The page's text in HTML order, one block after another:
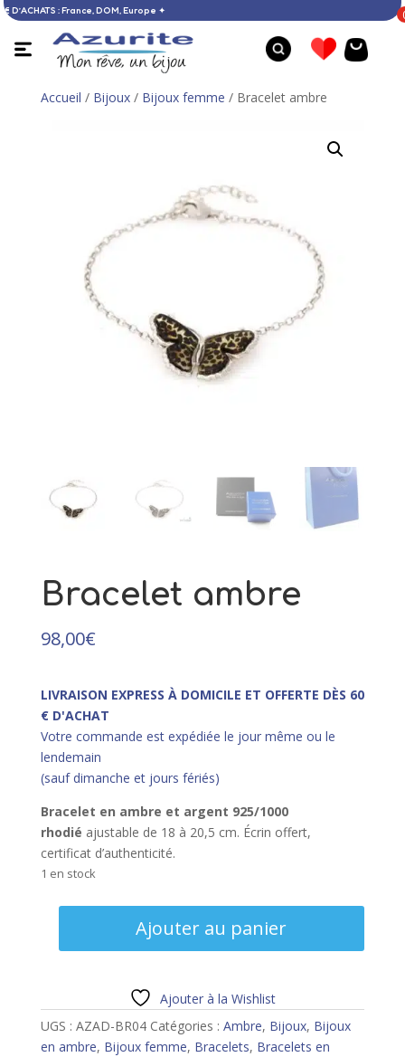
60 € D’ACHATS : France, DOM, Europe ✦
Accueil / Bijoux/ Bijoux femme / Bracelet ambre
Bracelet ambre
98,00€
LIVRAISON EXPRESS À DOMICILE ET OFFERTE DÈS 60
€ D'ACHAT
Votre commande est expédiée le jour même ou le
lendemain
(sauf dimanche et jours fériés)
Bracelet en ambre et argent 925/1000
rhodié ajustable de 18 à 20,5 cm. Écrin offert,
certificat d’authenticité.
1 en stock
Ajouter au panier
Ajouter à la Wishlist
UGS : AZAD-BR04 Catégories : Ambre, Bijoux, Bijoux
en ambre, Bijoux femme, Bracelets, Bracelets en